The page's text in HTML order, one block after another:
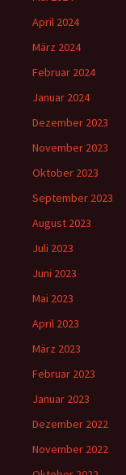
April 2024
März 2024
Februar 2024
Januar 2024
Dezember 2023
November 2023
Oktober 2023
September 2023
August 2023
Juli 2023
Juni 2023
Mai 2023
April 2023
März 2023
Februar 2023
Januar 2023
Dezember 2022
November 2022